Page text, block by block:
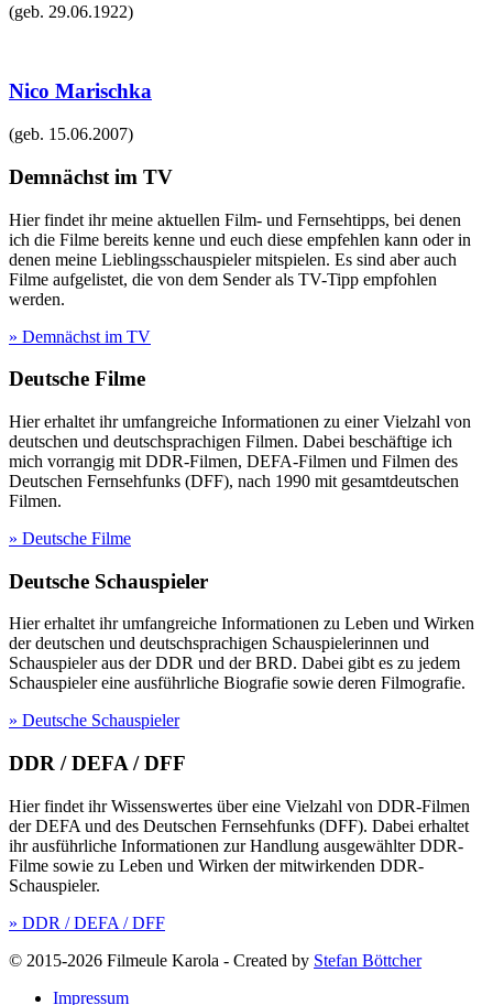
(geb. 29.06.1922)
Nico Marischka
(geb. 15.06.2007)
Demnächst im TV
Hier findet ihr meine aktuellen Film- und Fernsehtipps, bei denen
ich die Filme bereits kenne und euch diese empfehlen kann oder in
denen meine Lieblingsschauspieler mitspielen. Es sind aber auch
Filme aufgelistet, die von dem Sender als TV-Tipp empfohlen
werden.
» Demnächst im TV
Deutsche Filme
Hier erhaltet ihr umfangreiche Informationen zu einer Vielzahl von
deutschen und deutschsprachigen Filmen. Dabei beschäftige ich
mich vorrangig mit DDR-Filmen, DEFA-Filmen und Filmen des
Deutschen Fernsehfunks (DFF), nach 1990 mit gesamtdeutschen
Filmen.
» Deutsche Filme
Deutsche Schauspieler
Hier erhaltet ihr umfangreiche Informationen zu Leben und Wirken
der deutschen und deutschsprachigen Schauspielerinnen und
Schauspieler aus der DDR und der BRD. Dabei gibt es zu jedem
Schauspieler eine ausführliche Biografie sowie deren Filmografie.
» Deutsche Schauspieler
DDR / DEFA / DFF
Hier findet ihr Wissenswertes über eine Vielzahl von DDR-Filmen
der DEFA und des Deutschen Fernsehfunks (DFF). Dabei erhaltet
ihr ausführliche Informationen zur Handlung ausgewählter DDR-
Filme sowie zu Leben und Wirken der mitwirkenden DDR-
Schauspieler.
» DDR / DEFA / DFF
© 2015-2026 Filmeule Karola - Created by Stefan Böttcher
Impressum